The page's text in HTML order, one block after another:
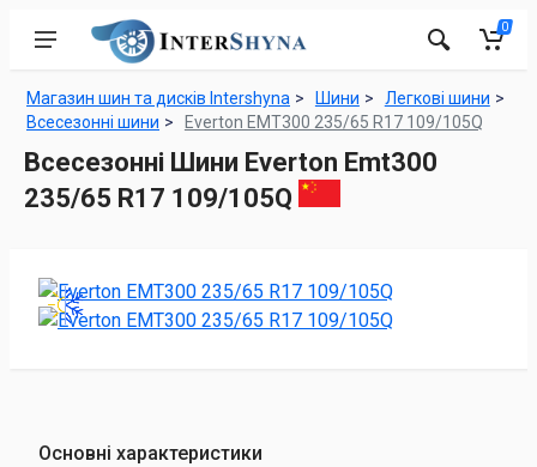
0
Магазин шин та дисків Intershyna Шини
Легкові шини
Всесезонні шини
Everton EMT300 235/65 R17 109/105Q
Всесезонні Шини Everton Emt300
235/65 R17 109/105Q
Основні характеристики